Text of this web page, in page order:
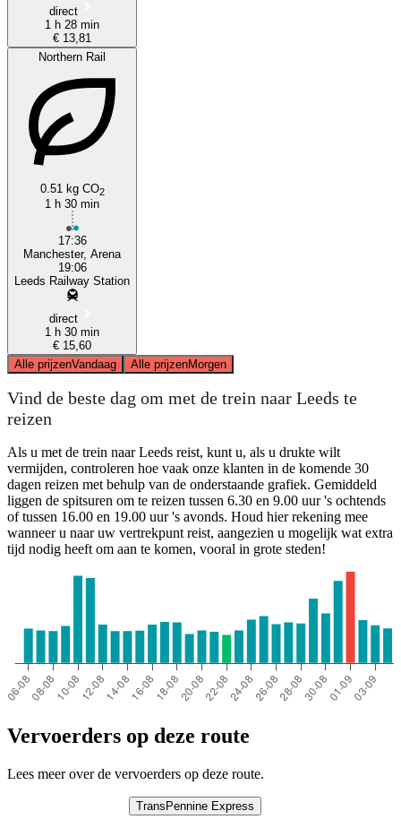
direct
1 h 28 min
€ 13,81
Northern Rail
0.51 kg CO2
1 h 30 min
17:36
Manchester, Arena
19:06
Leeds Railway Station
direct
1 h 30 min
€ 15,60
Alle prijzenVandaag Alle prijzenMorgen
Vind de beste dag om met de trein naar Leeds te
reizen
Als u met de trein naar Leeds reist, kunt u, als u drukte wilt
vermijden, controleren hoe vaak onze klanten in de komende 30
dagen reizen met behulp van de onderstaande grafiek. Gemiddeld
liggen de spitsuren om te reizen tussen 6.30 en 9.00 uur 's ochtends
of tussen 16.00 en 19.00 uur 's avonds. Houd hier rekening mee
wanneer u naar uw vertrekpunt reist, aangezien u mogelijk wat extra
tijd nodig heeft om aan te komen, vooral in grote steden!
Vervoerders op deze route
Lees meer over de vervoerders op deze route.
TransPennine Express